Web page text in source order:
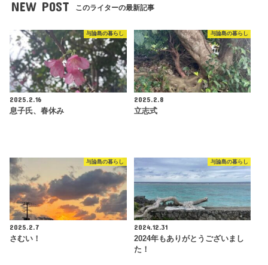
NEW POST このライターの最新記事
与論島の暮らし
2025.2.16
息子氏、春休み
与論島の暮らし
2025.2.8
立志式
与論島の暮らし
2025.2.7
さむい！
与論島の暮らし
2024.12.31
2024年もありがとうございまし
た！